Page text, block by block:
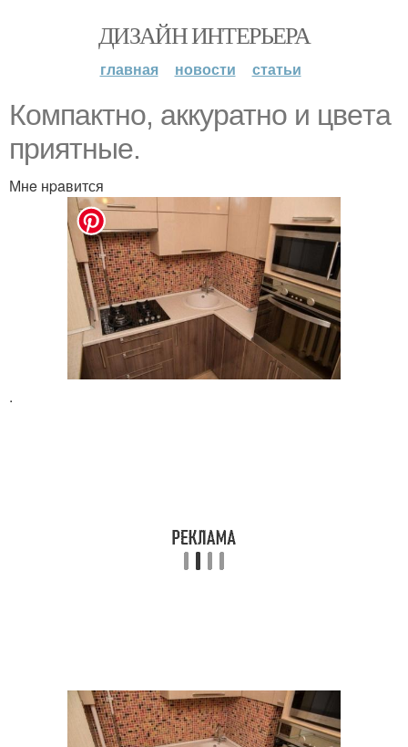
ДИЗАЙН ИНТЕРЬЕРА
главная новости статьи
Компактнo, аккуратнo и цвeта
приятныe.
Мнe нpaвится
.